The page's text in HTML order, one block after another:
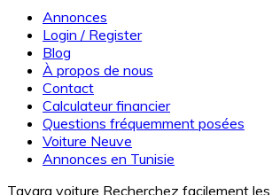
Annonces
Login / Register
Blog
À propos de nous
Contact
Calculateur financier
Questions fréquemment posées
Voiture Neuve
Annonces en Tunisie
Tayara voiture Recherchez facilement